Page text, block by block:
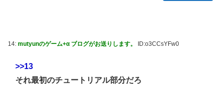
14: mutyunのゲーム+α ブログがお送りします。 ID:o3CCsYFw0
>>13
それ最初のチュートリアル部分だろ